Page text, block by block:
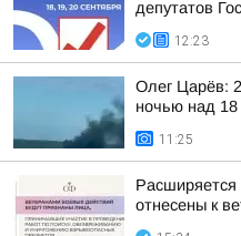
депутатов
12:23
Олег Царёв:
ночью над
11:25
Расширяется
отнесены к